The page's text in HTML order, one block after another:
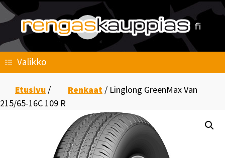
Skip
content
Valikko
Etusivu / Renkaat / Linglong GreenMax Van
215/65-16C 109 R